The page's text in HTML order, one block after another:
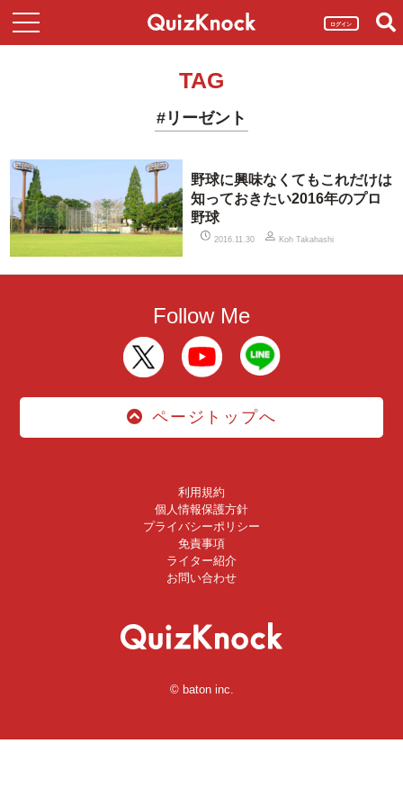
ログイン
TAG
#リーゼント
野球に興味なくてもこれだけは
知っておきたい2016年のプロ
野球
2016.11.30 Koh Takahashi
Follow Me
ページトップへ
利用規約
個人情報保護方針
プライバシーポリシー
免責事項
ライター紹介
お問い合わせ
© baton inc.